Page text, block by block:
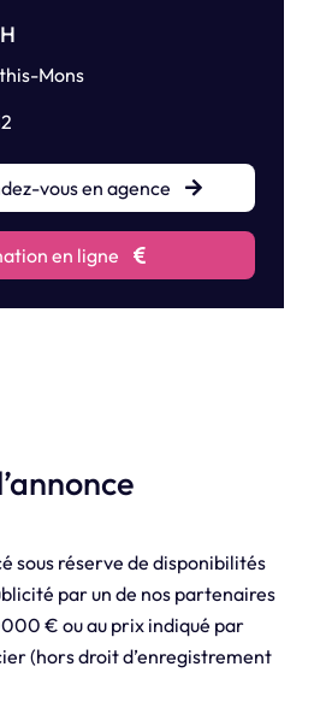
Mons
vous en agence
en ligne
sous réserve de disponibilités
par un de nos partenaires
€ ou au prix indiqué par
(hors droit d’enregistrement